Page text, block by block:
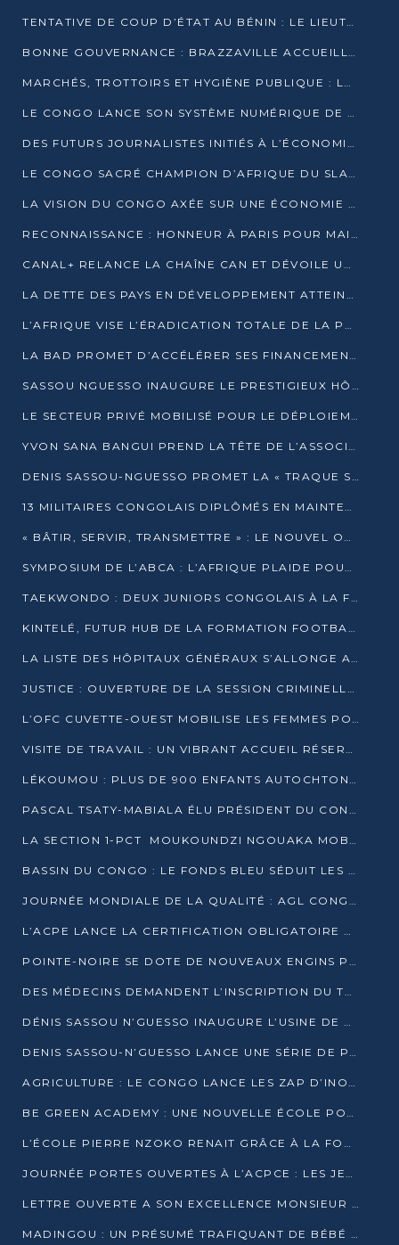
TENTATIVE DE COUP D’ÉTAT AU BÉNIN : LE LIEUTENANT-COLONEL TIGRI S’AUTOPROCLAME CHEF D’UN COMITÉ MILITAIRE
BONNE GOUVERNANCE : BRAZZAVILLE ACCUEILLE LES PREMIÈRES JOURNÉES CONGOLAISES DE L’ÉVALUATION
MARCHÉS, TROTTOIRS ET HYGIÈNE PUBLIQUE : LE GOUVERNEMENT DURCIT LE TON
LE CONGO LANCE SON SYSTÈME NUMÉRIQUE DE VÉRIFICATION DU BOIS
DES FUTURS JOURNALISTES INITIÉS À L’ÉCONOMIE BLEUE DURABLE
LE CONGO SACRÉ CHAMPION D’AFRIQUE DU SLAM 2025
LA VISION DU CONGO AXÉE SUR UNE ÉCONOMIE BAS CARBONE AU RENDEZ-VOUS DE MONACO 2025
RECONNAISSANCE : HONNEUR À PARIS POUR MAIXENT RAOUL OMINGA
CANAL+ RELANCE LA CHAÎNE CAN ET DÉVOILE UNE OFFRE EXCEPTIONNELLE POUR DÉCEMBRE
LA DETTE DES PAYS EN DÉVELOPPEMENT ATTEINT UN SOMMET HISTORIQUE ENTRE 2022 ET 2024
L’AFRIQUE VISE L’ÉRADICATION TOTALE DE LA POLIOMYÉLITE D’ICI 2026
LA BAD PROMET D’ACCÉLÉRER SES FINANCEMENTS AVEC LE MINISTÈRE DE L’ASSAINISSEMENT
SASSOU NGUESSO INAUGURE LE PRESTIGIEUX HÔTEL KEMPINSKI BRAZZAVILLE
LE SECTEUR PRIVÉ MOBILISÉ POUR LE DÉPLOIEMENT DE 19 MINI-CENTRALES SOLAIRES
YVON SANA BANGUI PREND LA TÊTE DE L’ASSOCIATION DES BANQUES CENTRALES AFRICAINES
DENIS SASSOU-NGUESSO PROMET LA « TRAQUE SANS RELÂCHE » DU GRAND BANDITISME
13 MILITAIRES CONGOLAIS DIPLÔMÉS EN MAINTENANCE INDUSTRIELLE APRÈS TROIS ANS DE FORMATION À L’UNIVERSITÉ MARIEN-NGOUABI
« BÂTIR, SERVIR, TRANSMETTRE » : LE NOUVEL OUVRAGE QUI INTERPELLE LES COLLECTIVITÉS
SYMPOSIUM DE L’ABCA : L’AFRIQUE PLAIDE POUR UN FINANCEMENT CLIMATIQUE ÉQUITABLE
TAEKWONDO : DEUX JUNIORS CONGOLAIS À LA FINALE D’OPEN SYRIES 2025 À ABIDJAN
KINTELÉ, FUTUR HUB DE LA FORMATION FOOTBALLISTIQUE AFRICAINE ?
LA LISTE DES HÔPITAUX GÉNÉRAUX S’ALLONGE AU CONGO
JUSTICE : OUVERTURE DE LA SESSION CRIMINELLE À BRAZZAVILLE AVEC 52 DOSSIERS AU RÔLE
L’OFC CUVETTE-OUEST MOBILISE LES FEMMES POUR ACCUEILLIR LE PRÉSIDENT DE LA RÉPUBLIQUE
VISITE DE TRAVAIL : UN VIBRANT ACCUEIL RÉSERVÉ À DENIS SASSOU-N’GUESSO PAR L’ASSOCIATION « LES AMIS DE WOMO »
LÉKOUMOU : PLUS DE 900 ENFANTS AUTOCHTONES REÇOIVENT DES KITS SCOLAIRES GRÂCE À L’ESPACE OPOKO
PASCAL TSATY-MABIALA ÉLU PRÉSIDENT DU CONSEIL NATIONAL DE L’UPADS
LA SECTION 1-PCT MOUKOUNDZI NGOUAKA MOBILISE 100 000 FCFA POUR LE 6ᵉ CONGRÈS DU PARTI
BASSIN DU CONGO : LE FONDS BLEU SÉDUIT LES BAILLEURS À BELÉM
JOURNÉE MONDIALE DE LA QUALITÉ : AGL CONGO FORME ET SENSIBILISE LES JEUNES TALENTS
L’ACPE LANCE LA CERTIFICATION OBLIGATOIRE DES CONTRATS DE TRAVAIL DES TRANSPORTEURS
POINTE-NOIRE SE DOTE DE NOUVEAUX ENGINS POUR L’ASSAINISSEMENT ET L’ENTRETIEN ROUTIER
DES MÉDECINS DEMANDENT L’INSCRIPTION DU TRAITEMENT DU PIED-BOT DANS LES CURSUS UNIVERSITAIRES
DÉNIS SASSOU N’GUESSO INAUGURE L’USINE DE VALORISATION DU GAZ ASSOCIÉ
DENIS SASSOU-N’GUESSO LANCE UNE SÉRIE DE PROJETS DANS LE KOUILOU
AGRICULTURE : LE CONGO LANCE LES ZAP D’INONI ET YONO
BE GREEN ACADEMY : UNE NOUVELLE ÉCOLE POUR LES MÉTIERS DE L’ÉCOLOGIE À POINTE-NOIRE
L’ÉCOLE PIERRE NZOKO RENAIT GRÂCE À LA FONDATION MUCODEC
JOURNÉE PORTES OUVERTES À L’ACPCE : LES JEUNES EN IMMERSION DANS L’ENTREPRISE
LETTRE OUVERTE A SON EXCELLENCE MONSIEUR DENIS SASSOU NGUESSO, PRESIDENT DE LAREPUBLIQUE DU CONGO
MADINGOU : UN PRÉSUMÉ TRAFIQUANT DE BÉBÉ CHIMPANZÉ FIXÉ SUR SON SORT LE 20 NOVEMBRE